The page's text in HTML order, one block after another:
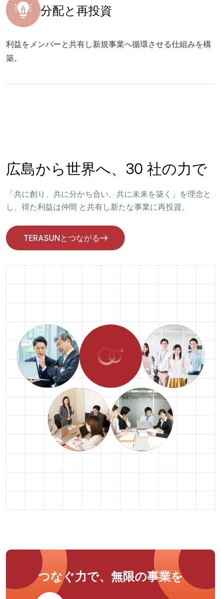
分配と再投資
利益をメンバーと共有し新規事業へ循環させる仕組みを構
築。
広島から世界へ、30 社の力で
「共に創り、共に分かち合い、共に未来を築く」を理念と
し、得た利益は仲間 と共有し新たな事業に再投資。
TERASUNとつながる
TERASUNとつながる
つなぐ力で、無限の事業を